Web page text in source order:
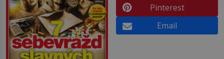
Pinterest
Email